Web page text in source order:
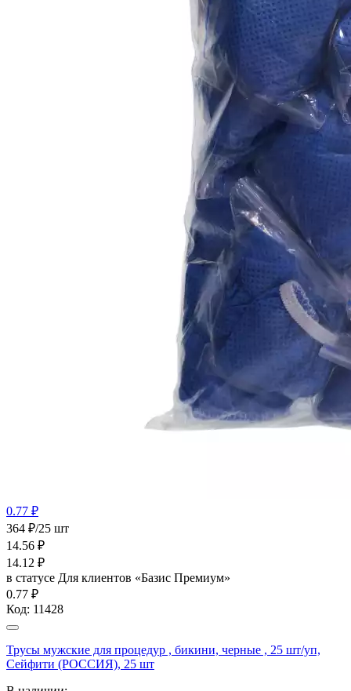
0.77 ₽
364 ₽/25 шт
14.56 ₽
14.12 ₽
в статусе Для клиентов «Базис Премиум»
0.77 ₽
Код: 11428
Трусы мужские для процедур , бикини, черные , 25 шт/уп,
Сейфити (РОССИЯ), 25 шт